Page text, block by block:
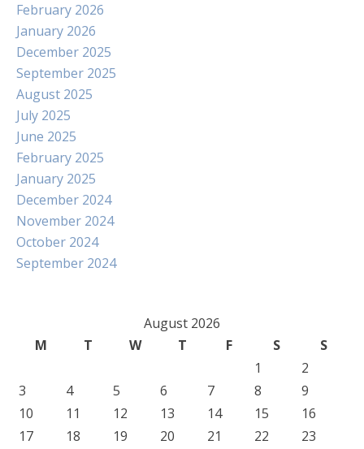
February 2026
January 2026
December 2025
September 2025
August 2025
July 2025
June 2025
February 2025
January 2025
December 2024
November 2024
October 2024
September 2024
August 2026
M
T W T F S
S
1
2
3
4 5 6 7 8
9
10
11 12 13 14 15
16
17
18 19 20 21 22
23